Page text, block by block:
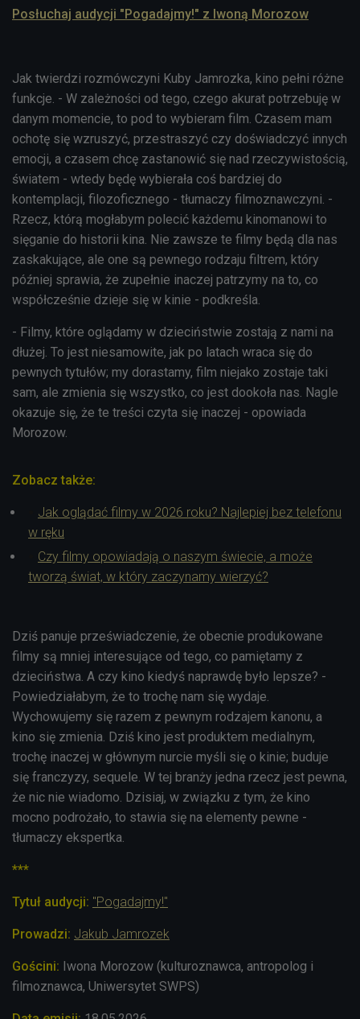
Posłuchaj audycji "Pogadajmy!" z Iwoną Morozow
Jak twierdzi rozmówczyni Kuby Jamrozka, kino pełni różne
funkcje. - W zależności od tego, czego akurat potrzebuję w
danym momencie, to pod to wybieram film. Czasem mam
ochotę się wzruszyć, przestraszyć czy doświadczyć innych
emocji, a czasem chcę zastanowić się nad rzeczywistością,
światem - wtedy będę wybierała coś bardziej do
kontemplacji, filozoficznego - tłumaczy filmoznawczyni. -
Rzecz, którą mogłabym polecić każdemu kinomanowi to
sięganie do historii kina. Nie zawsze te filmy będą dla nas
zaskakujące, ale one są pewnego rodzaju filtrem, który
później sprawia, że zupełnie inaczej patrzymy na to, co
współcześnie dzieje się w kinie - podkreśla.
- Filmy, które oglądamy w dzieciństwie zostają z nami na
dłużej. To jest niesamowite, jak po latach wraca się do
pewnych tytułów; my dorastamy, film niejako zostaje taki
sam, ale zmienia się wszystko, co jest dookoła nas. Nagle
okazuje się, że te treści czyta się inaczej - opowiada
Morozow.
Zobacz także:
Jak oglądać filmy w 2026 roku? Najlepiej bez telefonu
w ręku
Czy filmy opowiadają o naszym świecie, a może
tworzą świat, w który zaczynamy wierzyć?
Dziś panuje przeświadczenie, że obecnie produkowane
filmy są mniej interesujące od tego, co pamiętamy z
dzieciństwa. A czy kino kiedyś naprawdę było lepsze? -
Powiedziałabym, że to trochę nam się wydaje.
Wychowujemy się razem z pewnym rodzajem kanonu, a
kino się zmienia. Dziś kino jest produktem medialnym,
trochę inaczej w głównym nurcie myśli się o kinie; buduje
się franczyzy, sequele. W tej branży jedna rzecz jest pewna,
że nic nie wiadomo. Dzisiaj, w związku z tym, że kino
mocno podrożało, to stawia się na elementy pewne -
tłumaczy ekspertka.
***
Tytuł audycji: "Pogadajmy!"
Prowadzi: Jakub Jamrozek
Gościni: Iwona Morozow (kulturoznawca, antropolog i
filmoznawca, Uniwersytet SWPS)